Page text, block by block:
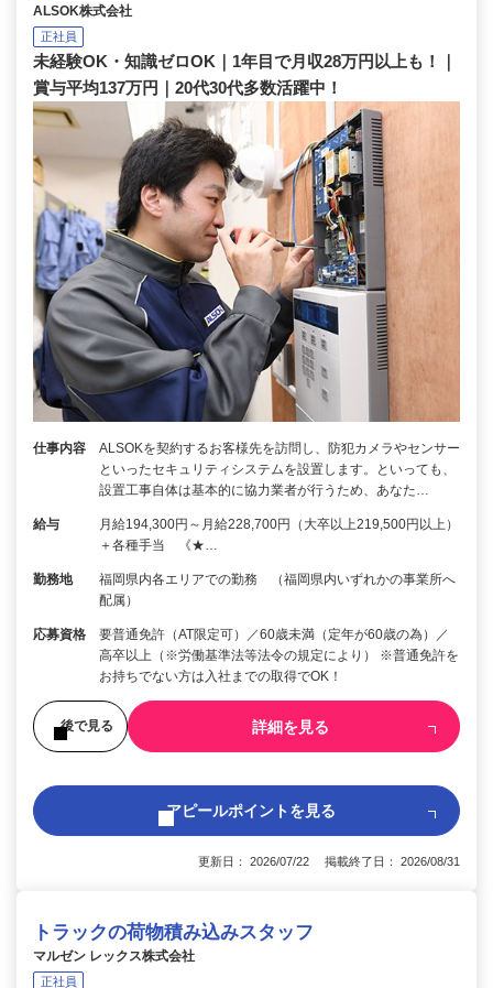
ALSOK株式会社
正社員
未経験OK・知識ゼロOK｜1年目で月収28万円以上も！｜
賞与平均137万円｜20代30代多数活躍中！
仕事内容
ALSOKを契約するお客様先を訪問し、防犯カメラやセンサー
といったセキュリティシステムを設置します。といっても、
設置工事自体は基本的に協力業者が行うため、あなた…
給与
月給194,300円～月給228,700円（大卒以上219,500円以上）
＋各種手当 《★…
勤務地
福岡県内各エリアでの勤務 （福岡県内いずれかの事業所へ
配属）
応募資格
要普通免許（AT限定可）／60歳未満（定年が60歳の為）／
高卒以上（※労働基準法等法令の規定により） ※普通免許を
お持ちでない方は入社までの取得でOK！
後で見る 詳細を見る
アピールポイントを見る
更新日： 2026/07/22 掲載終了日： 2026/08/31
トラックの荷物積み込みスタッフ
マルゼン レックス株式会社
正社員